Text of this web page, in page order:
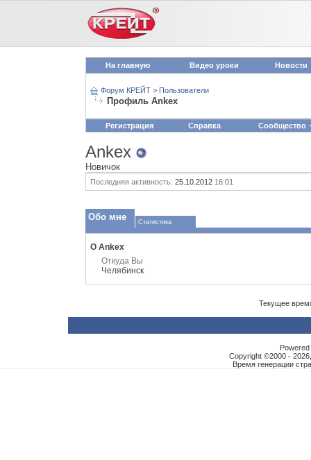
На главную Видео уроки Новости
Форум КРЕЙТ > Пользователи
Профиль Ankex
Регистрация Справка Сообщество
Ankex
Новичок
Последняя активность: 25.10.2012 16:01
Обо мне Статистика
О Ankex
Откуда Вы
Челябинск
Текущее
Copyright ©2000 -
Время генерации